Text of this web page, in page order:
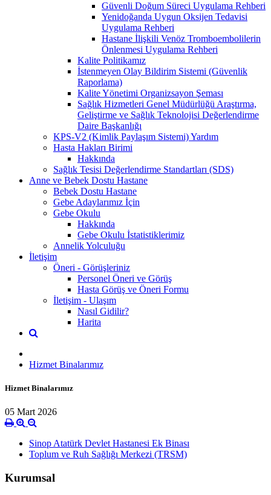
Güvenli Doğum Süreci Uygulama Rehberi
Yenidoğanda Uygun Oksijen Tedavisi
Uygulama Rehberi
Hastane İlişkili Venöz Tromboembolilerin
Önlenmesi Uygulama Rehberi
Kalite Politikamız
İstenmeyen Olay Bildirim Sistemi (Güvenlik
Raporlama)
Kalite Yönetimi Organizsayon Şeması
Sağlık Hizmetleri Genel Müdürlüğü Araştırma,
Geliştirme ve Sağlık Teknolojisi Değerlendirme
Daire Başkanlığı
KPS-V2 (Kimlik Paylaşım Sistemi) Yardım
Hasta Hakları Birimi
Hakkında
Sağlık Tesisi Değerlendirme Standartları (SDS)
Anne ve Bebek Dostu Hastane
Bebek Dostu Hastane
Gebe Adaylarımız İçin
Gebe Okulu
Hakkında
Gebe Okulu İstatistiklerimiz
Annelik Yolculuğu
İletişim
Öneri - Görüşleriniz
Personel Öneri ve Görüş
Hasta Görüş ve Öneri Formu
İletişim - Ulaşım
Nasıl Gidilir?
Harita
Hizmet Binalarımız
Hizmet Binalarımız
05 Mart 2026
Sinop Atatürk Devlet Hastanesi Ek Binası
Toplum ve Ruh Sağlığı Merkezi (TRSM)
Kurumsal